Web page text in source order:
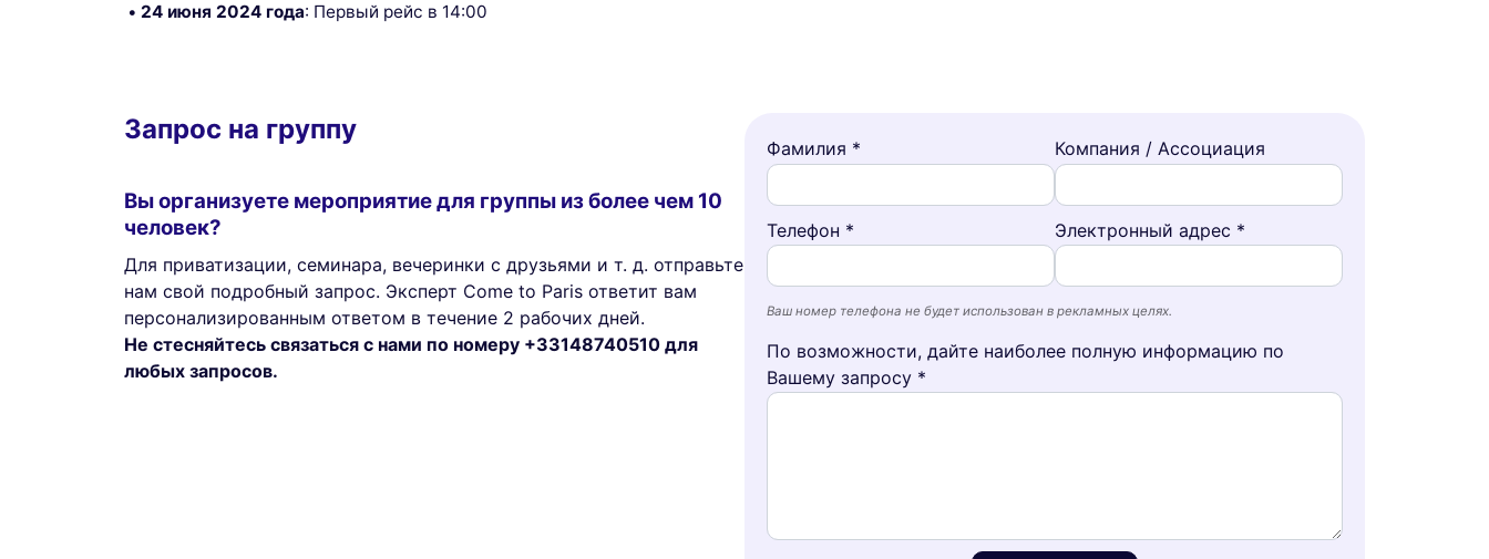
24 июня 2024 года: Первый рейс в 14:00
Запрос на группу
Вы организуете мероприятие для группы из более чем 10
человек?
Для приватизации, семинара, вечеринки с друзьями и т. д. отправьте
нам свой подробный запрос. Эксперт Come to Paris ответит вам
персонализированным ответом в течение 2 рабочих дней.
Не стесняйтесь связаться с нами по номеру +33148740510 для
любых запросов.
Фамилия * Компания / Ассоциация
Телефон * Электронный адрес *
Ваш номер телефона не будет использован в рекламных целях.
По возможности, дайте наиболее полную информацию по
Вашему запросу *